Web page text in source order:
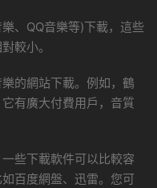
、QQ音樂等)下載，這些
較小。
的網站下載。例如，鶴
有廣大付費用戶，音質
些下載軟件可以比較容
百度網盤、迅雷。您可